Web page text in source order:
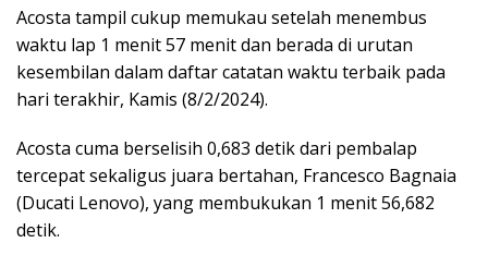
Acosta tampil cukup memukau setelah menembus
waktu lap 1 menit 57 menit dan berada di urutan
kesembilan dalam daftar catatan waktu terbaik pada
hari terakhir, Kamis (8/2/2024).
Acosta cuma berselisih 0,683 detik dari pembalap
tercepat sekaligus juara bertahan, Francesco Bagnaia
(Ducati Lenovo), yang membukukan 1 menit 56,682
detik.